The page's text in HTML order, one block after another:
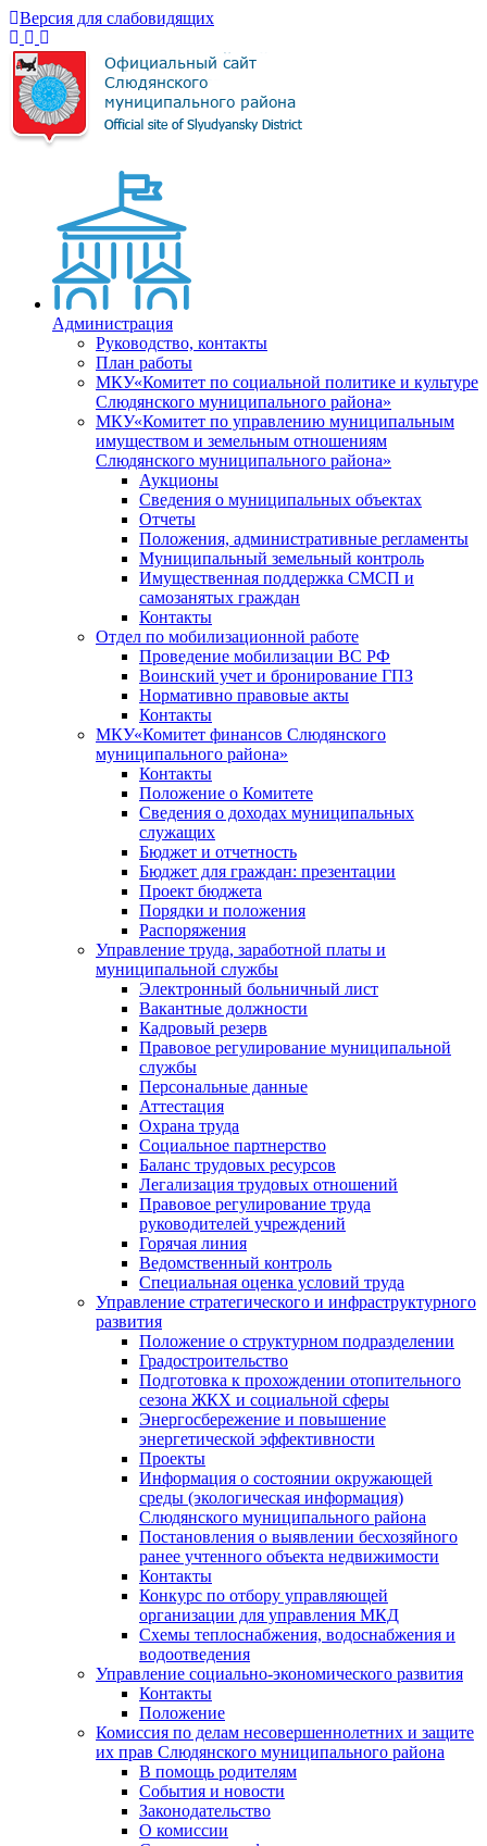
Версия для слабовидящих
Администрация
Руководство, контакты
План работы
МКУ«Комитет по социальной политике и культуре
Слюдянского муниципального района»
МКУ«Комитет по управлению муниципальным
имуществом и земельным отношениям
Слюдянского муниципального района»
Аукционы
Сведения о муниципальных объектах
Отчеты
Положения, административные регламенты
Муниципальный земельный контроль
Имущественная поддержка СМСП и
самозанятых граждан
Контакты
Отдел по мобилизационной работе
Проведение мобилизации ВС РФ
Воинский учет и бронирование ГПЗ
Нормативно правовые акты
Контакты
МКУ«Комитет финансов Слюдянского
муниципального района»
Контакты
Положение о Комитете
Сведения о доходах муниципальных
служащих
Бюджет и отчетность
Бюджет для граждан: презентации
Проект бюджета
Порядки и положения
Распоряжения
Управление труда, заработной платы и
муниципальной службы
Электронный больничный лист
Вакантные должности
Кадровый резерв
Правовое регулирование муниципальной
службы
Персональные данные
Аттестация
Охрана труда
Социальное партнерство
Баланс трудовых ресурсов
Легализация трудовых отношений
Правовое регулирование труда
руководителей учреждений
Горячая линия
Ведомственный контроль
Специальная оценка условий труда
Управление стратегического и инфраструктурного
развития
Положение о структурном подразделении
Градостроительство
Подготовка к прохождении отопительного
сезона ЖКХ и социальной сферы
Энергосбережение и повышение
энергетической эффективности
Проекты
Информация о состоянии окружающей
среды (экологическая информация)
Слюдянского муниципального района
Постановления о выявлении бесхозяйного
ранее учтенного объекта недвижимости
Контакты
Конкурс по отбору управляющей
организации для управления МКД
Схемы теплоснабжения, водоснабжения и
водоотведения
Управление социально-экономического развития
Контакты
Положение
Комиссия по делам несовершеннолетних и защите
их прав Слюдянского муниципального района
В помощь родителям
События и новости
Законодательство
О комиссии